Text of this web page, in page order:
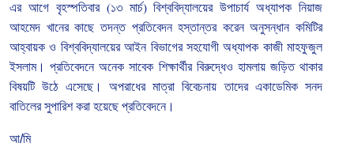
এর আগে বৃহস্পতিবার(১৩ মার্চ)বিশ্ববিদ্যালয়ের উপাচার্য অধ্যাপক নিয়াজ
আহমেদ খানের কাছে তদন্ত প্রতিবেদন হস্তান্তর করেন অনুসন্ধান কমিটির
আহ্বায়ক ও বিশ্ববিদ্যালয়ের আইন বিভাগের সহযোগী অধ্যাপক কাজী মাহফুজুল
ইসলাম। প্রতিবেদনে অনেক সাবেক শিক্ষার্থীর বিরুদ্ধেও হামলায় জড়িত থাকার
বিষয়টি উঠে এসেছে। অপরাধের মাত্রা বিবেচনায় তাদের একাডেমিক সনদ
বাতিলের সুপারিশ করা হয়েছে প্রতিবেদনে।
আ/মি